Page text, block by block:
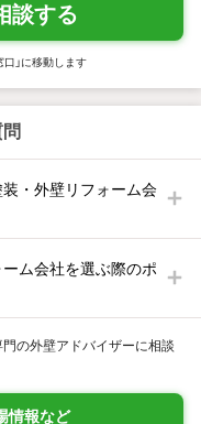
談する
」に移動します
装・外壁リフォーム会
ーム会社を選ぶ際のポ
の外壁アドバイザーに相談
情報など